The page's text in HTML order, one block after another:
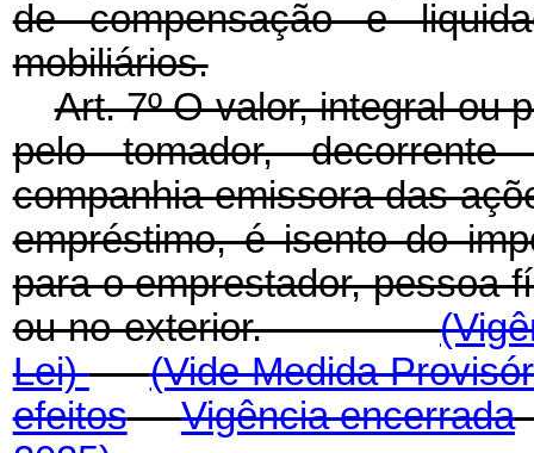
de compensação e
mobiliários.
Art. 7º O valor, integral ou
pelo tomador,
companhia emissora das
empréstimo, é isento do
para o emprestador, pessoa
ou no exterior.
Lei)
(Vide Medida
efeitos
Vigência encerrada